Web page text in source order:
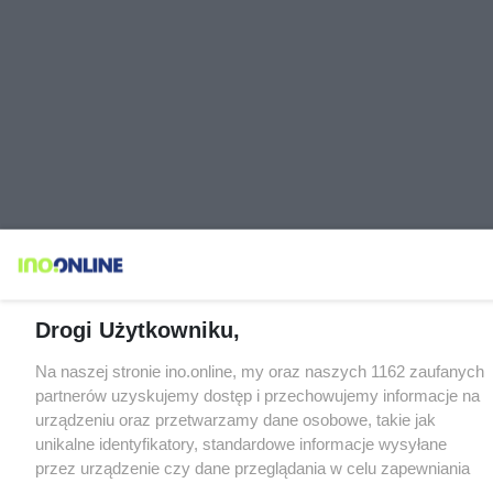
Drogi Użytkowniku,
Na naszej stronie ino.online, my oraz naszych 1162 zaufanych
partnerów uzyskujemy dostęp i przechowujemy informacje na
urządzeniu oraz przetwarzamy dane osobowe, takie jak
unikalne identyfikatory, standardowe informacje wysyłane
przez urządzenie czy dane przeglądania w celu zapewniania